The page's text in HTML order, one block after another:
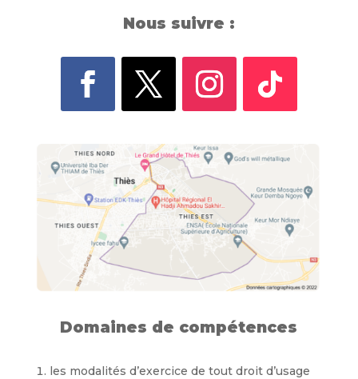
Nous suivre :
Domaines de compétences
les modalités d’exercice de tout droit d’usage